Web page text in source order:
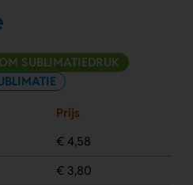
SUBLIMATIEDRUK
Prijs
€ 4,58
€ 3,80